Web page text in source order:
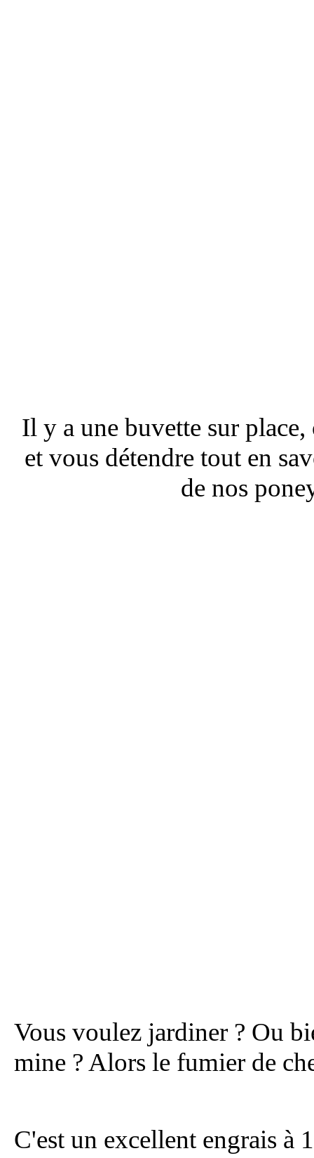
Il y a une buvette sur
et vous détendre tout en
de nos
Vous voulez jardiner ? Ou
mine ? Alors le fumier de
C'est un excellent engrais à